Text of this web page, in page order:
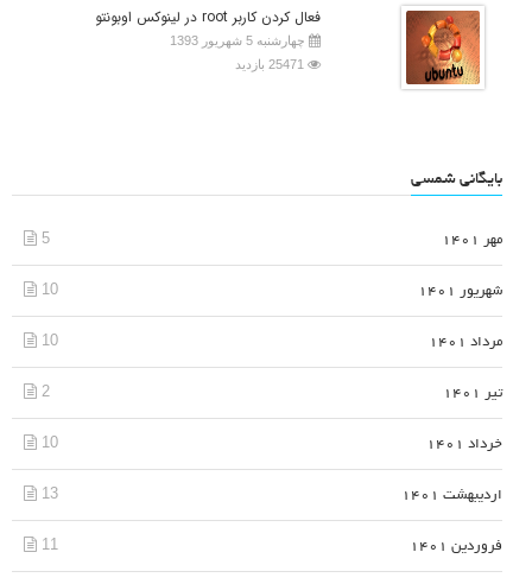
فعال کردن کاربر root در لینوکس اوبونتو
چهارشنبه 5 شهریور 1393
25471 بازدید
بایگانی شمسی
مهر 1401 5
شهریور 1401 10
مرداد 1401 10
تیر 1401 2
خرداد 1401 10
اردیبهشت 1401 13
فروردین 1401 11